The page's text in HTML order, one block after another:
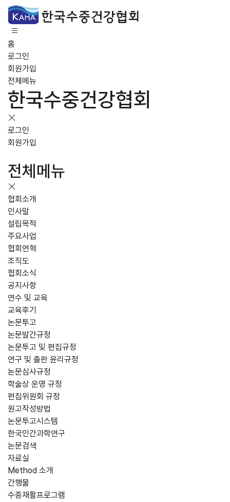
홈
로그인
회원가입
전체메뉴
한국수중건강협회
로그인
회원가입
전체메뉴
협회소개
인사말
설립목적
주요사업
협회연혁
조직도
협회소식
공지사항
연수 및 교육
교육후기
논문투고
논문발간규정
논문투고 및 편집규정
연구 및 출판 윤리규정
논문심사규정
학술상 운영 규정
편집위원회 규정
원고작성방법
논문투고시스템
한국인간과학연구
논문검색
자료실
Method 소개
간행물
수중재활프로그램